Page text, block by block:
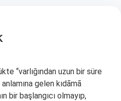
“varlığından uzun bir süre
gelen kıdāmā
bir başlangıcı olmayıp,